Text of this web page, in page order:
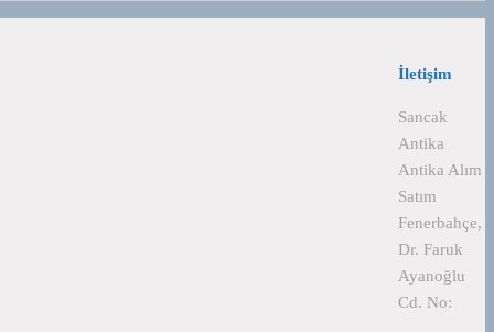
İletişim
Sancak
Antika
Antika Alım
Satım
Fenerbahçe,
Dr. Faruk
Ayanoğlu
Cd. No: